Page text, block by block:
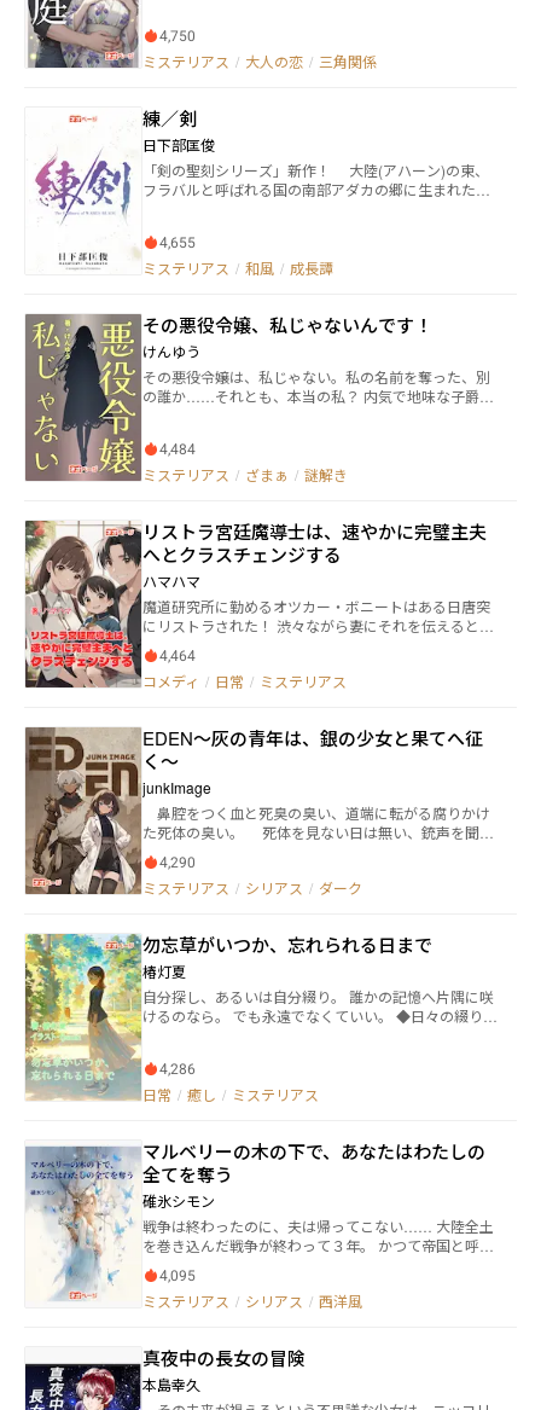
第五話 海沿いの家で殺人事件が起きる。被害者がろ
くでもない男だったため、警察は容疑者が多すぎて絞
り込むことができずにいた。そこで警察はある秘策に
しているだけであった。犯罪のにおいを感じた家政婦
は、ボーイフレンドの探偵に協力してもらい密かに庭
のバラ園を掘り起こすことにした。 第七話 会社を引
退した主人公は、ある朝新聞の求人欄を見て応募する
ことにした。オスの三毛猫を持参した方に簡単な仕事
家の三毛猫を連れて行って合格したのだが･･････。 第
八話 ＰＴＡの役員を務める主婦が完全犯罪を計画し
て実行した。そこに冴えない刑事が聞き込みに来た。
止める。 第九話 オーケストラの常任指揮者が人気の
ある指揮者にお株を奪われることになった。そこで精
神科医の義姉に依頼して指揮者の殺害を計画する。 第
十話 将棋名人戦の挑戦者が殺された。手にはなぜか
桂馬とテントウ虫が握られていた。 第十一話 マフィ
目の美女探偵が愛犬シャロンとともに宝石盗難事件に
挑む 第十三話 裁判で無罪になった極悪人が謎の死を
事実を目の当たりにする。 第十四話 ･････
4,750
ミステリアス / 大人の恋 / 三角関係
練／剣
日下部匡俊
「剣の聖刻シリーズ」新作！ 大陸(アハーン)の東、
フラバルと呼ばれる国の南部アダカの郷に生まれた渾
見出され、練法師の下生(かぜい)として育てられるこ
とになったホン。呪縛を受け、自らの境遇に疑問を持
を握る、偉大なる西の王誕生へと至るまでを描く物
語、ここに堂々の開幕！ #剣の聖刻 #ワースブレイ
ド #剣の聖刻年代記 #ワース #WARES #WARES
PROJECT
4,655
ミステリアス / 和風 / 成長譚
その悪役令嬢、私じゃないんです！
けんゆう
その悪役令嬢は、私じゃない。私の名前を奪った、別
の誰か……それとも、本当の私？ 内気で地味な子爵家
で告げられ涙する。 ところがその夜、王宮では……鮮
烈な黄色のドレスを身をまとい、社交界を震撼させる
子は恐れ、貴族たちは熱狂する――。 「私じゃないのに、
なぜあなたは、私として振る舞うの……？」 次々と舞
い込む招待状、高まる悪名と称賛。 困惑しながらもデ
イジーは、青年魔導士アルウィンと共に、「もう一人
の自分」の謎へと迫る。 過去と向き合い、未来を選
び、自分自身と向き合うために―― デイジーが踏み出す、
勇気の一歩。 「泣き虫令嬢」が、自分の人生と愛を取
り戻し、真の「ヒロイン」となるまでの物語。
4,484
ミステリアス / ざまぁ / 謎解き
リストラ宮廷魔導士は、速やかに完璧主夫
へとクラスチェンジする
ハマハマ
魔道研究所に勤めるオツカー・ボニートはある日唐突
にリストラされた！ 渋々ながら妻にそれを伝えると、
なぜか喜ぶ妻「やったわ！」 そして初めて言葉を口に
した一歳の娘「ぱぁぱ、まんま」 さらに死んだはずの
師匠まで話し始める『奪われたアタシの体を探してお
ツカーはリストラ済み。研究所に入れない。 専業主夫
オツカーは師匠の願いに応えられるのか！？
4,464
コメディ / 日常 / ミステリアス
EDEN〜灰の青年は、銀の少女と果てへ征
く〜
junkImage
鼻腔をつく血と死臭の臭い、道端に転がる腐りかけ
た死体の臭い。 死体を見ない日は無い、銃声を聞か
ない日は無い、薬を使ってラリっている人間を見ない
日は勿論在る筈が無い。 死を纏った生を享受し、力
なき者は強者に全てを奪われる。そんな事は稚児です
体があったとしても、奇怪な造形を模した野犬や野鳥
が捨てられた赤子を啄ばんでいても、それらは当たり
前の光景だ。驚嘆にすら値しない日常的なもの。 こ
の街は最低最悪で。 この街は誰もが罪を背負って生
きている。 誰もが生きていたいが故に―——罪と罰
バーパンク・ディストピア。 毎週月・水・金・日、
19時更新
4,290
ミステリアス / シリアス / ダーク
勿忘草がいつか、忘れられる日まで
椿灯夏
自分探し、あるいは自分綴り。 誰かの記憶へ片隅に咲
けるのなら。 でも永遠でなくていい。 ◆日々の綴り、
4,286
日常 / 癒し / ミステリアス
マルベリーの木の下で、あなたはわたしの
全てを奪う
碓氷シモン
戦争は終わったのに、夫は帰ってこない…… 大陸全土
を巻き込んだ戦争が終わって３年。 かつて帝国と呼ば
れていた強大な国は革命が起き、共和国となった。混
乱の社会の中、片田舎で息子を育てながら姑に仕え、
傾きかけた男爵家を切り盛りするエレノアの元にある
にヴィルヘルムなのだろうか。なぜなら彼には……
『エレノア、マルベリーの花言葉を知ってるかい？
……共に死のう、だ。』 疑惑と狂気に侵されてゆくエ
4,095
ミステリアス / シリアス / 西洋風
真夜中の長女の冒険
本島幸久